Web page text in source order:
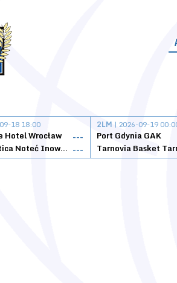
18 18:00
Hotel Wrocław
---
KSK Qemetica Noteć Inowrocław ---
2LM | 2026-09-19
Port Gdynia GAK